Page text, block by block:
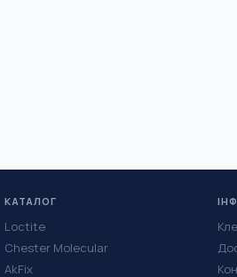
КАТАЛОГ
Loctite
Chester Molecular
AkFix